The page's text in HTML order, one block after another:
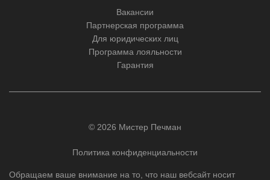
Вакансии
Партнерская программа
Для юридических лиц
Программа лояльности
Гарантия
© 2026 Мистер Печман
Политика конфиденциальности
Обращаем ваше внимание на то, что наш вебсайт носит